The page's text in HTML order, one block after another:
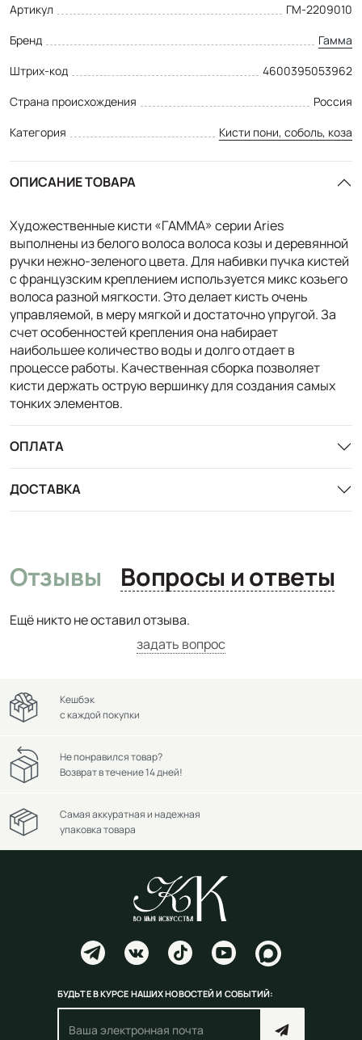
Артикул
ГМ-2209010
Бренд
Гамма
Штрих-код
4600395053962
Страна происхождения
Россия
Категория
Кисти пони, соболь, коза
ОПИСАНИЕ ТОВАРА
Художественные кисти «ГАММА» серии Aries
выполнены из белого волоса волоса козы и деревянной
ручки нежно-зеленого цвета. Для набивки пучка кистей
с французским креплением используется микс козьего
волоса разной мягкости. Это делает кисть очень
управляемой, в меру мягкой и достаточно упругой. За
счет особенностей крепления она набирает
наибольшее количество воды и долго отдает в
процессе работы. Качественная сборка позволяет
кисти держать острую вершинку для создания самых
тонких элементов.
ОПЛАТА
ДОСТАВКА
Отзывы Вопросы и ответы
Ещё никто не оставил отзыва.
задать вопрос
Кешбэк
с каждой покупки
Не понравился товар?
Возврат в течение 14 дней!
Самая аккуратная и надежная
упаковка товара
БУДЬТЕ В КУРСЕ НАШИХ НОВОСТЕЙ И СОБЫТИЙ: